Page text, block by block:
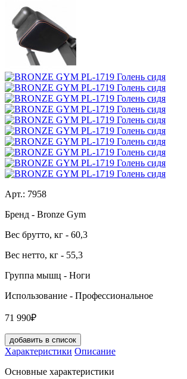
Арт.: 7958
Бренд - Bronze Gym
Вес брутто, кг - 60,3
Вес нетто, кг - 55,3
Группа мышц - Ноги
Использование - Профессиональное
71 990₽
добавить в список
Характеристики Описание
Основные характеристики